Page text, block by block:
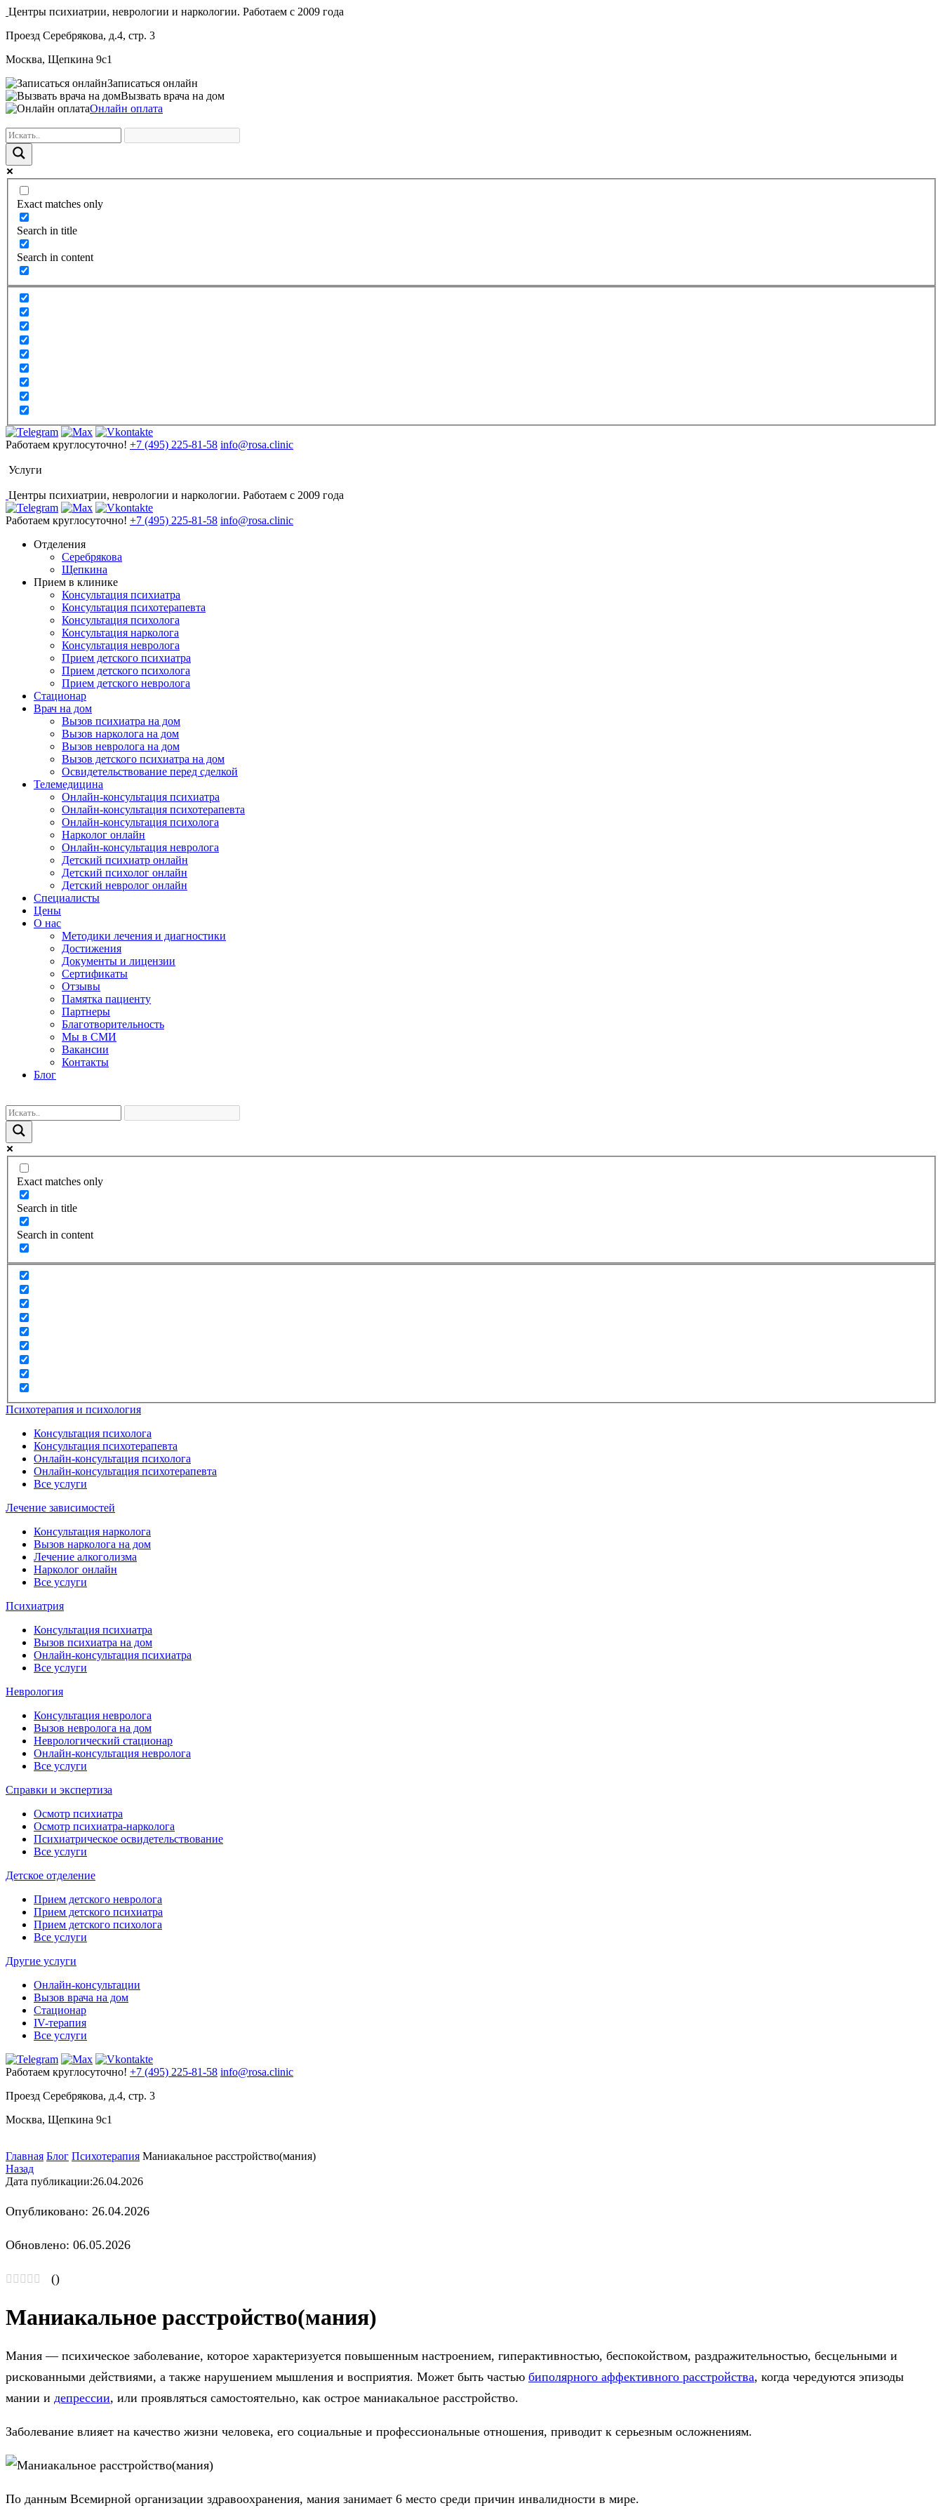
Центры психиатрии, неврологии и наркологии. Работаем с 2009 года
Проезд Серебрякова, д.4, стр. 3
Москва, Щепкина 9с1
Записаться онлайн
Вызвать врача на дом
Онлайн оплата
Exact matches only
Search in title
Search in content
Работаем круглосуточно! +7 (495) 225-81-58 info@rosa.clinic
Услуги
Центры психиатрии, неврологии и наркологии. Работаем с 2009 года
Работаем круглосуточно! +7 (495) 225-81-58 info@rosa.clinic
Отделения
Серебрякова
Щепкина
Прием в клинике
Консультация психиатра
Консультация психотерапевта
Консультация психолога
Консультация нарколога
Консультация невролога
Прием детского психиатра
Прием детского психолога
Прием детского невролога
Стационар
Врач на дом
Вызов психиатра на дом
Вызов нарколога на дом
Вызов невролога на дом
Вызов детского психиатра на дом
Освидетельствование перед сделкой
Телемедицина
Онлайн-консультация психиатра
Онлайн-консультация психотерапевта
Онлайн-консультация психолога
Нарколог онлайн
Онлайн-консультация невролога
Детский психиатр онлайн
Детский психолог онлайн
Детский невролог онлайн
Специалисты
Цены
О нас
Методики лечения и диагностики
Достижения
Документы и лицензии
Сертификаты
Отзывы
Памятка пациенту
Партнеры
Благотворительность
Мы в СМИ
Вакансии
Контакты
Блог
Exact matches only
Search in title
Search in content
Психотерапия и психология
Консультация психолога
Консультация психотерапевта
Онлайн-консультация психолога
Онлайн-консультация психотерапевта
Все услуги
Лечение зависимостей
Консультация нарколога
Вызов нарколога на дом
Лечение алкоголизма
Нарколог онлайн
Все услуги
Психиатрия
Консультация психиатра
Вызов психиатра на дом
Онлайн-консультация психиатра
Все услуги
Неврология
Консультация невролога
Вызов невролога на дом
Неврологический стационар
Онлайн-консультация невролога
Все услуги
Справки и экспертиза
Осмотр психиатра
Осмотр психиатра-нарколога
Психиатрическое освидетельствование
Все услуги
Детское отделение
Прием детского невролога
Прием детского психиатра
Прием детского психолога
Все услуги
Другие услуги
Онлайн-консультации
Вызов врача на дом
Стационар
IV-терапия
Все услуги
Работаем круглосуточно! +7 (495) 225-81-58 info@rosa.clinic
Проезд Серебрякова, д.4, стр. 3
Москва, Щепкина 9с1
Главная Блог Психотерапия Маниакальное расстройство(мания)
Назад
Дата публикации:26.04.2026
Опубликовано: 26.04.2026
Обновлено: 06.05.2026
()
Маниакальное расстройство(мания)
Мания — психическое заболевание, которое характеризуется повышенным настроением, гиперактивностью, беспокойством, раздражительностью, бесцельными и
рискованными действиями, а также нарушением мышления и восприятия. Может быть частью биполярного аффективного расстройства, когда чередуются эпизоды
мании и депрессии, или проявляться самостоятельно, как острое маниакальное расстройство.
Заболевание влияет на качество жизни человека, его социальные и профессиональные отношения, приводит к серьезным осложнениям.
По данным Всемирной организации здравоохранения, мания занимает 6 место среди причин инвалидности в мире.